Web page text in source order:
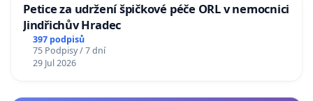
Petice za udržení špičkové péče ORL v nemocnici
Jindřichův Hradec
397 podpisů
75 Podpisy / 7 dní
29 Jul 2026